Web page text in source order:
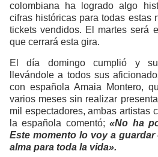
colombiana ha logrado algo
cifras históricas para todas estas
tickets vendidos. El martes será
que cerrará esta gira.
El día domingo cumplió y
llevándole a todos sus
con española Amaia Montero,
varios meses sin realizar
mil espectadores, ambas artistas
la española comentó; «No ha
Este momento lo voy a
alma para toda la vida».